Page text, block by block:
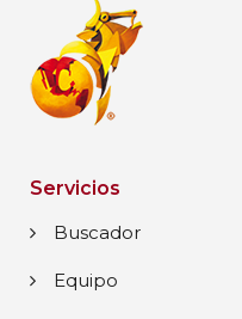
Servicios
Buscador
Equipo